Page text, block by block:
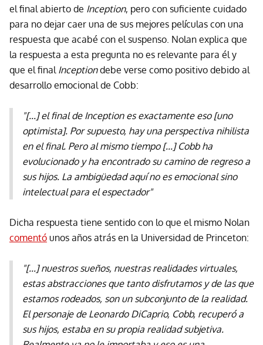
el final abierto de Inception, pero con suficiente cuidado
para no dejar caer una de sus mejores películas con una
respuesta que acabé con el suspenso. Nolan explica que
la respuesta a esta pregunta no es relevante para él y
que el final Inceptiondebe verse como positivo debido al
desarrollo emocional de Cobb:
"[...] el final de Inception es exactamente eso [uno
optimista]. Por supuesto, hay una perspectiva nihilista
en el final. Pero al mismo tiempo [...] Cobb ha
evolucionado y ha encontrado su camino de regreso a
sus hijos. La ambigüedad aquí no es emocional sino
intelectual para el espectador"
Dicha respuesta tiene sentido con lo que el mismo Nolan
comentó unos años atrás en la Universidad de Princeton:
"[...] nuestros sueños, nuestras realidades virtuales,
estas abstracciones que tanto disfrutamos y de las que
estamos rodeados, son un subconjunto de la realidad.
El personaje de Leonardo DiCaprio, Cobb, recuperó a
sus hijos, estaba en su propia realidad subjetiva.